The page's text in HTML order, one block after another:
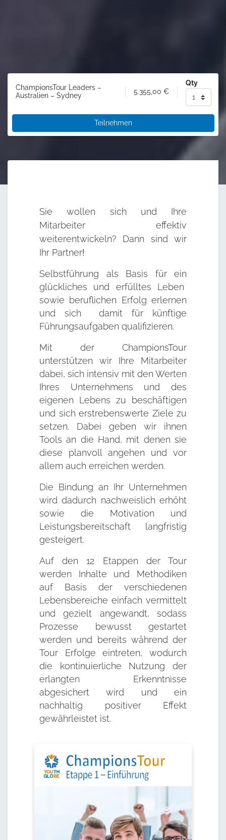
ChampionsTour Leaders –
Australien – Sydney
5.355,00 €
Qty
Teilnehmen
Sie wollen sich und Ihre
Mitarbeiter effektiv
weiterentwickeln? Dann sind wir
Ihr Partner!
Selbstführung als Basis für ein
glückliches und erfülltes Leben
sowie beruflichen Erfolg erlernen
und sich damit für künftige
Führungsaufgaben qualifizieren.
Mit der ChampionsTour
unterstützen wir Ihre Mitarbeiter
dabei, sich intensiv mit den Werten
Ihres Unternehmens und des
eigenen Lebens zu beschäftigen
und sich erstrebenswerte Ziele zu
setzen. Dabei geben wir ihnen
Tools an die Hand, mit denen sie
diese planvoll angehen und vor
allem auch erreichen werden.
Die Bindung an Ihr Unternehmen
wird dadurch nachweislich erhöht
sowie die Motivation und
Leistungsbereitschaft langfristig
gesteigert.
Auf den 12 Etappen der Tour
werden Inhalte und Methodiken
auf Basis der verschiedenen
Lebensbereiche einfach vermittelt
und gezielt angewandt, sodass
Prozesse bewusst gestartet
werden und bereits während der
Tour Erfolge eintreten, wodurch
die kontinuierliche Nutzung der
erlangten Erkenntnisse
abgesichert wird und ein
nachhaltig positiver Effekt
gewährleistet ist.